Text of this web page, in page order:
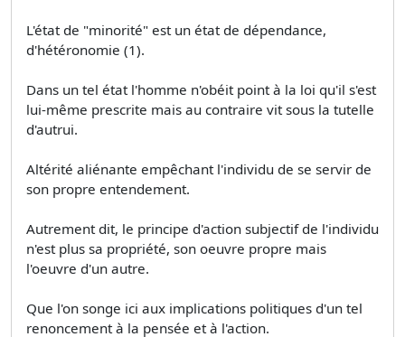
L'état de "minorité" est un état de dépendance,
d'hétéronomie (1).
Dans un tel état l'homme n'obéit point à la loi qu'il s'est
lui-même prescrite mais au contraire vit sous la tutelle
d'autrui.
Altérité aliénante empêchant l'individu de se servir de
son propre entendement.
Autrement dit, le principe d'action subjectif de l'individu
n'est plus sa propriété, son oeuvre propre mais
l'oeuvre d'un autre.
Que l'on songe ici aux implications politiques d'un tel
renoncement à la pensée et à l'action.